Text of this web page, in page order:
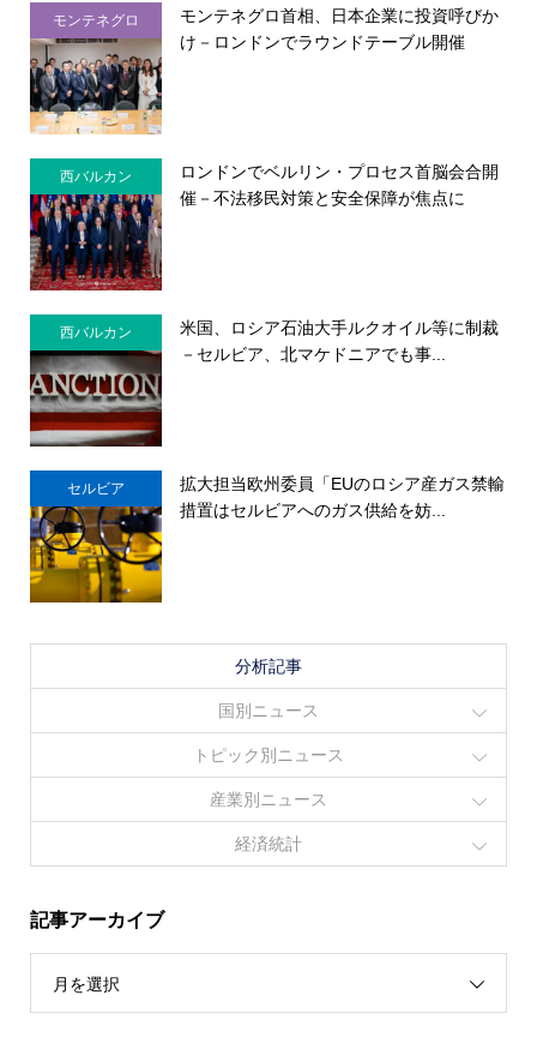
モンテネグロ
モンテネグロ首相、日本企業に投資呼びか
け－ロンドンでラウンドテーブル開催
西バルカン
ロンドンでベルリン・プロセス首脳会合開
催－不法移民対策と安全保障が焦点に
西バルカン
米国、ロシア石油大手ルクオイル等に制裁
－セルビア、北マケドニアでも事...
セルビア
拡大担当欧州委員「EUのロシア産ガス禁輸
措置はセルビアへのガス供給を妨...
分析記事
国別ニュース
トピック別ニュース
産業別ニュース
経済統計
記事アーカイブ
月を選択